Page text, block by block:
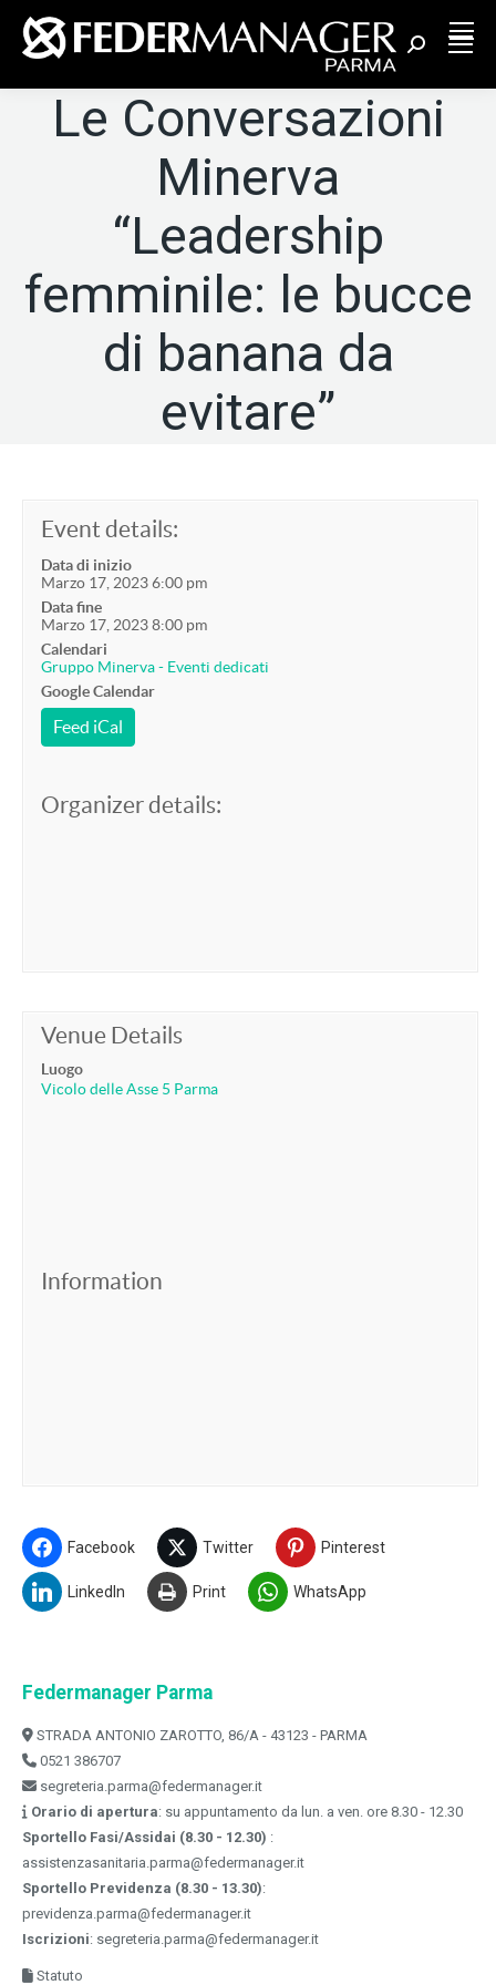
Cerca:
Le Conversazioni
Minerva
“Leadership
femminile: le bucce
di banana da
evitare”
Event details:
Data di inizio
Marzo 17, 2023 6:00 pm
Data fine
Marzo 17, 2023 8:00 pm
Calendari
Gruppo Minerva - Eventi dedicati
Google Calendar
Feed iCal
Organizer details:
Venue Details
Luogo
Vicolo delle Asse 5 Parma
Information
Facebook Twitter Pinterest
LinkedIn Print WhatsApp
Federmanager Parma
STRADA ANTONIO ZAROTTO, 86/A - 43123 - PARMA
0521 386707
segreteria.parma@federmanager.it
Orario di apertura: su appuntamento da lun. a ven. ore 8.30 - 12.30
Sportello Fasi/Assidai (8.30 - 12.30) :
assistenzasanitaria.parma@federmanager.it
Sportello Previdenza (8.30 - 13.30):
previdenza.parma@federmanager.it
Iscrizioni: segreteria.parma@federmanager.it
Statuto